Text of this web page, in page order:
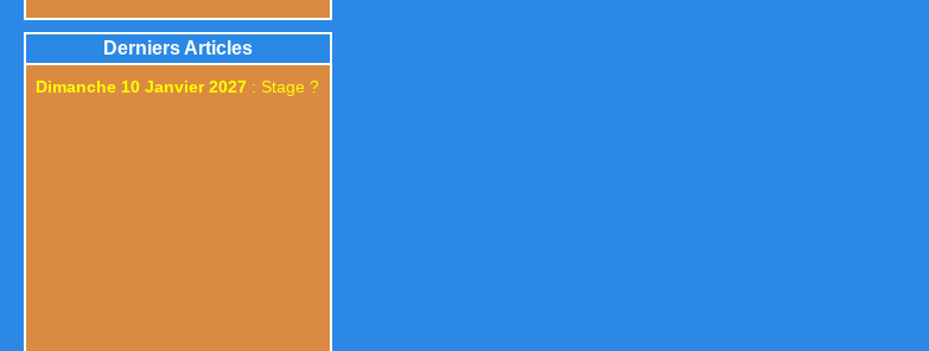
Derniers Articles
Dimanche 10 Janvier 2027 : Stage ?